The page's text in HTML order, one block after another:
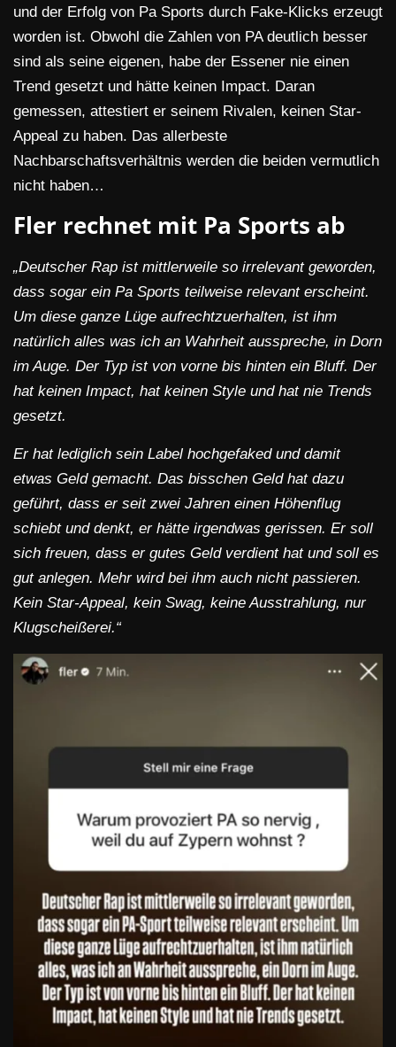
und der Erfolg von Pa Sports durch Fake-Klicks erzeugt
worden ist. Obwohl die Zahlen von PA deutlich besser
sind als seine eigenen, habe der Essener nie einen
Trend gesetzt und hätte keinen Impact. Daran
gemessen, attestiert er seinem Rivalen, keinen Star-
Appeal zu haben. Das allerbeste
Nachbarschaftsverhältnis werden die beiden vermutlich
nicht haben…
Fler rechnet mit Pa Sports ab
„Deutscher Rap ist mittlerweile so irrelevant geworden,
dass sogar ein Pa Sports teilweise relevant erscheint.
Um diese ganze Lüge aufrechtzuerhalten, ist ihm
natürlich alles was ich an Wahrheit ausspreche, in Dorn
im Auge. Der Typ ist von vorne bis hinten ein Bluff. Der
hat keinen Impact, hat keinen Style und hat nie Trends
gesetzt.
Er hat lediglich sein Label hochgefaked und damit
etwas Geld gemacht. Das bisschen Geld hat dazu
geführt, dass er seit zwei Jahren einen Höhenflug
schiebt und denkt, er hätte irgendwas gerissen. Er soll
sich freuen, dass er gutes Geld verdient hat und soll es
gut anlegen. Mehr wird bei ihm auch nicht passieren.
Kein Star-Appeal, kein Swag, keine Ausstrahlung, nur
Klugscheißerei.“